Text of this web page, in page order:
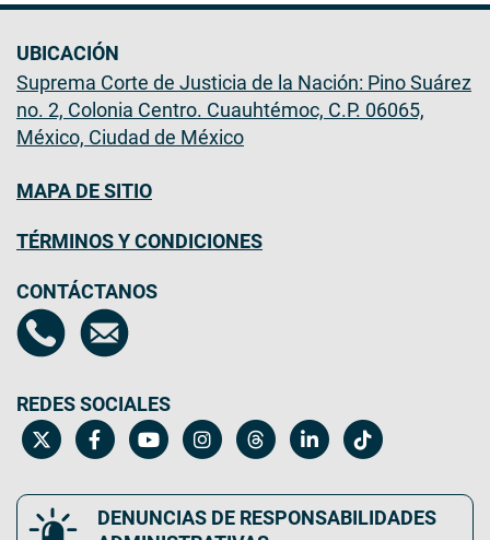
UBICACIÓN
Suprema Corte de Justicia de la Nación: Pino Suárez
no. 2, Colonia Centro. Cuauhtémoc, C.P. 06065,
México, Ciudad de México
MAPA DE SITIO
TÉRMINOS Y CONDICIONES
CONTÁCTANOS
REDES SOCIALES
DENUNCIAS DE RESPONSABILIDADES